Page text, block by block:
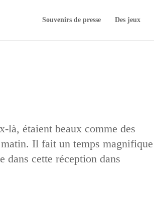
Souvenirs de presse Des jeux
étaient beaux comme des
Il fait un temps magnifique
dans cette réception dans